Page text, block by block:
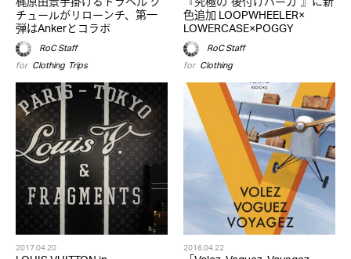
チュールがリローンチ、第一
弾はAnkerとコラボ
RoC Staff
for Clothing, Trips
色追加 LOOPWHEELER×
LOWERCASE×POGGY
RoC Staff
for Clothing
2017.04.20 2016.04.22